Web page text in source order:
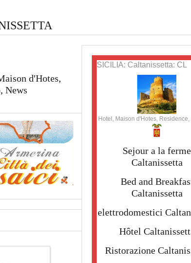
d'Hotes,
News
SICILIA: Caltanissetta: CL
Hotel, Maison d'Hotes,
Sejour a la ferme
Caltanissetta
Bed and
Caltanissetta
elettrodomestici
Hôtel
Ristorazione